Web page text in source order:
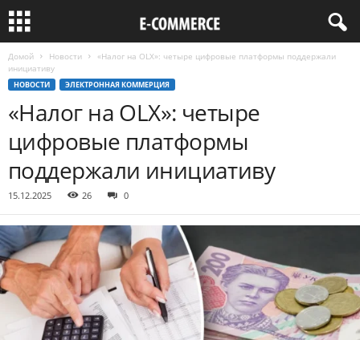
Домой Новости
«Налог на OLX»: четыре цифровые платформы поддержали
инициативу
НОВОСТИ ЭЛЕКТРОННАЯ КОММЕРЦИЯ
«Налог на OLX»: четыре
цифровые платформы
поддержали инициативу
15.12.2025 26 0